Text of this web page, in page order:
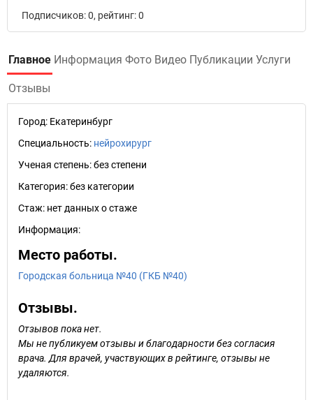
Подписчиков: 0, рейтинг: 0
Главное Информация Фото Видео Публикации Услуги
Отзывы
Город: Екатеринбург
Специальность: нейрохирург
Ученая степень:без степени
Категория:без категории
Стаж: нет данных о стаже
Информация:
Место работы.
Городская больница №40 (ГКБ №40)
Отзывы.
Отзывов пока нет.
Мы не публикуем отзывы и благодарности без согласия
врача. Для врачей, участвующих в рейтинге, отзывы не
удаляются.